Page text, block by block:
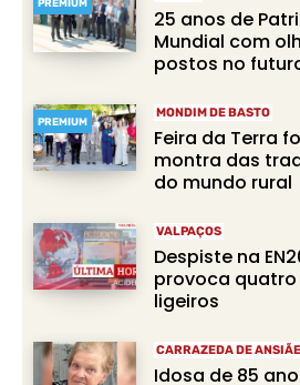
25 anos de
Mundial com
postos no
PREMIUM
MONDIM DE BASTO
Feira da Terra
montra das
do mundo rural
VALPAÇOS
Despiste na
provoca
ligeiros
CARRAZEDA DE
Idosa de 85